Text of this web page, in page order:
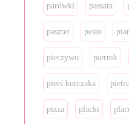
parówki passata
pasztet pesto
pieczywo piernik
pierś kurczaka
pizza placki